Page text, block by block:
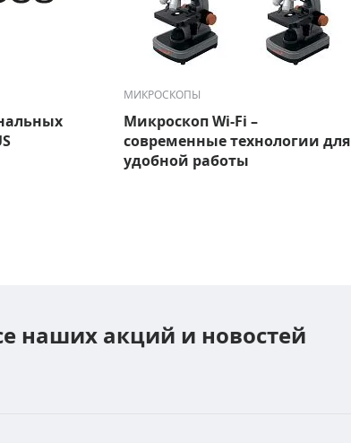
МИКРОСКОПЫ
Микроскоп Wi-Fi –
современные технологии для
удобной работы
наших акций и новостей